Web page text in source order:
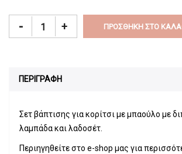
- + ΠΡΟΣΘΉΚΗ ΣΤΟ
ΠΕΡΙΓΡΑΦΗ
Σετ βάπτισης για κορίτσι με μπαούλο με
λαμπάδα και λαδοσέτ.
Περιηγηθείτε στο e-shop μας για